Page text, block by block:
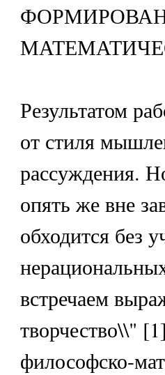
Результатом
от стиля
рассуждения.
опять же вне
обходится без
встречаем
творчество\\"
философско-